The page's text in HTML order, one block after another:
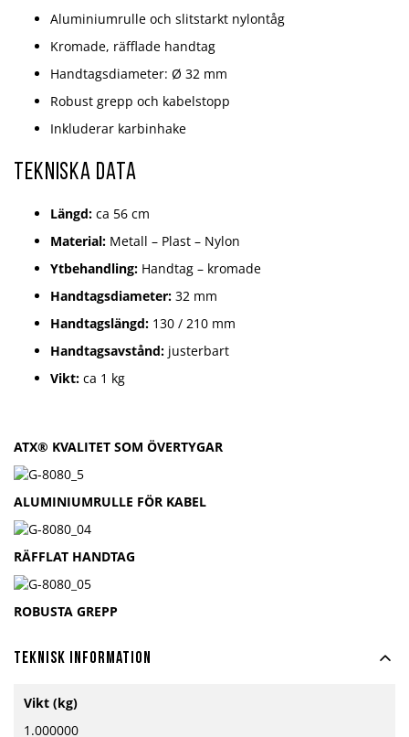
Aluminiumrulle och slitstarkt nylontåg
Kromade, räfflade handtag
Handtagsdiameter: Ø 32 mm
Robust grepp och kabelstopp
Inkluderar karbinhake
Tekniska data
Längd: ca 56 cm
Material: Metall – Plast – Nylon
Ytbehandling: Handtag – kromade
Handtagsdiameter: 32 mm
Handtagslängd: 130 / 210 mm
Handtagsavstånd: justerbart
Vikt: ca 1 kg
ATX® KVALITET SOM ÖVERTYGAR
ALUMINIUMRULLE FÖR KABEL
RÄFFLAT HANDTAG
ROBUSTA GREPP
Teknisk information
information
Vikt (kg)
1.000000